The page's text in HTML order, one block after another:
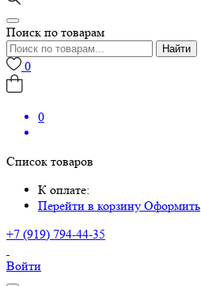
Поиск по товарам
Найти
0
0
Список товаров
К оплате:
Перейти в корзину Оформить
+7 (919) 794-44-35
Войти